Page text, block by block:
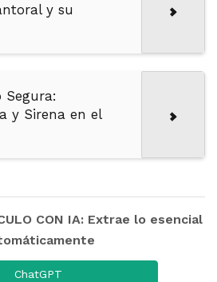
y su
Segura:
y Sirena en el
CON IA: Extrae lo esencial
ChatGPT